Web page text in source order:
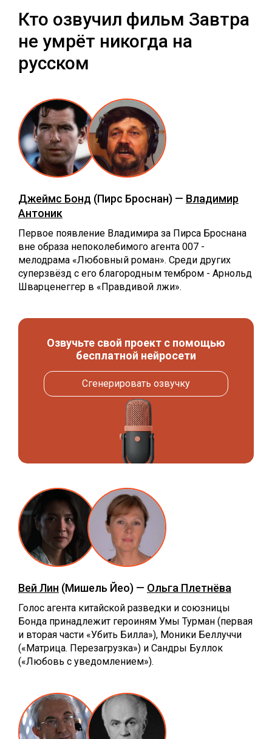
Кто озвучил фильм Завтра
не умрёт никогда на
русском
Джеймс Бонд (Пирс Броснан) — Владимир
Антоник
Первое появление Владимира за Пирса Броснана
вне образа непоколебимого агента 007 -
мелодрама «Любовный роман». Среди других
суперзвёзд с его благородным тембром - Арнольд
Шварценеггер в «Правдивой лжи».
Озвучьте свой проект с помощью
бесплатной нейросети
Сгенерировать озвучку
Вей Лин (Мишель Йео) — Ольга Плетнёва
Голос агента китайской разведки и союзницы
Бонда принадлежит героиням Умы Турман (первая
и вторая части «Убить Билла»), Моники Беллуччи
(«Матрица. Перезагрузка») и Сандры Буллок
(«Любовь с уведомлением»).